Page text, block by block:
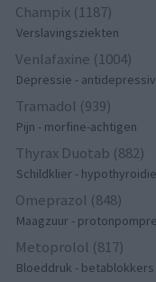
Champix (1187)
Verslavingsziekten
Venlafaxine (1004)
Depressie -
Tramadol (939)
Pijn - morfine-achtigen
Thyrax Duotab (882)
Schildklier -
Omeprazol (848)
Maagzuur -
Metoprolol (817)
Bloeddruk - betablokkers